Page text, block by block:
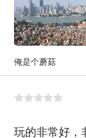
俺是个蘑菇
玩的非常好，